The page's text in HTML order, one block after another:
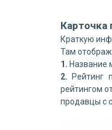
Карточка
Краткую
Там
1. Название
2. Рейтинг
рейтингом
продавцы с